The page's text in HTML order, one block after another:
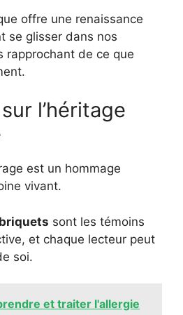
offre une renaissance
se glisser dans nos
rapprochant de ce que
l’héritage
est un hommage
vivant.
sont les témoins
et chaque lecteur peut
soi.
et traiter l'allergie